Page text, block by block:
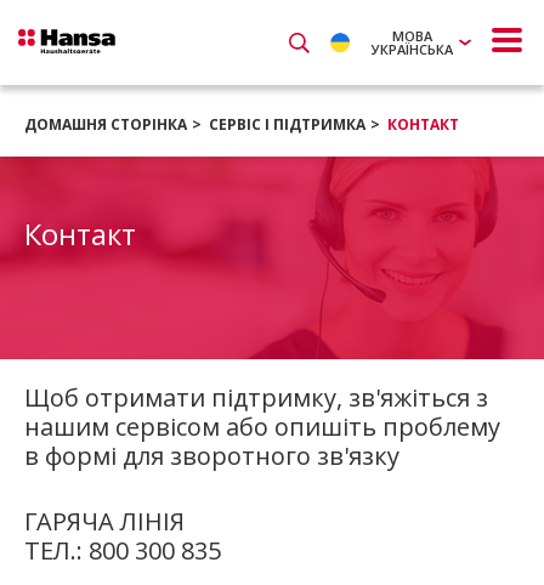
МОВА
УКРАЇНСЬКА
ДОМАШНЯ СТОРІНКА СЕРВІС І ПІДТРИМКА КОНТАКТ
Контакт
Щоб отримати підтримку, зв'яжіться з
нашим сервісом або опишіть проблему
в формі для зворотного зв'язку
ГАРЯЧА ЛІНІЯ
ТЕЛ.: 800 300 835